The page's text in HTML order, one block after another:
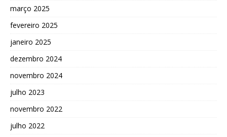
março 2025
fevereiro 2025
janeiro 2025
dezembro 2024
novembro 2024
julho 2023
novembro 2022
julho 2022